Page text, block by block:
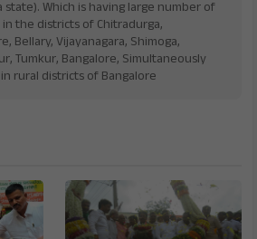
state). Which is having large number of
the districts of Chitradurga,
Bellary, Vijayanagara, Shimoga,
Tumkur, Bangalore, Simultaneously
rural districts of Bangalore